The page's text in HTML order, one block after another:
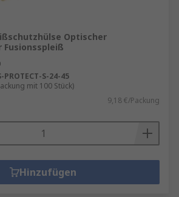
Optischer
Fusionsspleiß
PROTECT-S-24-45
mit 100 Stück)
9,18 €/Packung
Hinzufügen